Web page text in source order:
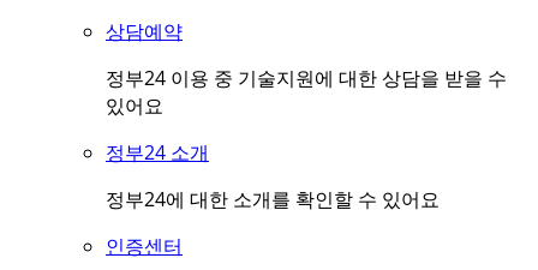
상담예약
정부24 이용 중 기술지원에 대한 상담을 받을 수
있어요
정부24 소개
정부24에 대한 소개를 확인할 수 있어요
인증센터